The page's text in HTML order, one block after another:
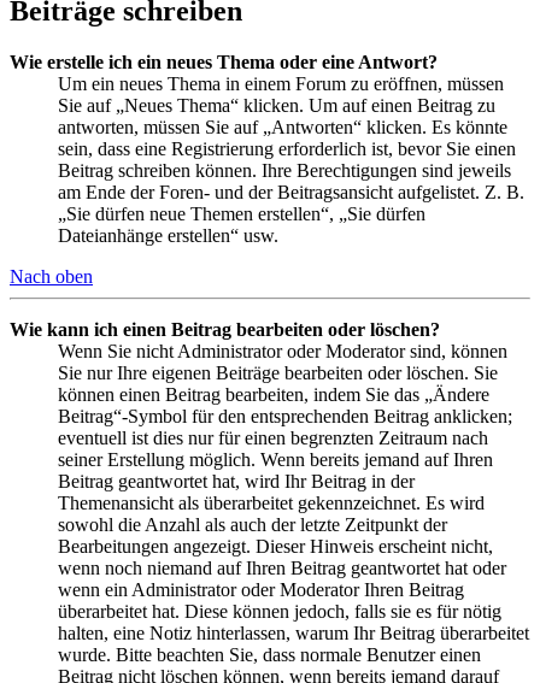
Beiträge schreiben
Wie erstelle ich ein neues Thema oder eine Antwort?
Um ein neues Thema in einem Forum zu eröffnen, müssen
Sie auf „Neues Thema“ klicken. Um auf einen Beitrag zu
antworten, müssen Sie auf „Antworten“ klicken. Es könnte
sein, dass eine Registrierung erforderlich ist, bevor Sie einen
Beitrag schreiben können. Ihre Berechtigungen sind jeweils
am Ende der Foren- und der Beitragsansicht aufgelistet. Z. B.
„Sie dürfen neue Themen erstellen“, „Sie dürfen
Dateianhänge erstellen“ usw.
Nach oben
Wie kann ich einen Beitrag bearbeiten oder löschen?
Wenn Sie nicht Administrator oder Moderator sind, können
Sie nur Ihre eigenen Beiträge bearbeiten oder löschen. Sie
können einen Beitrag bearbeiten, indem Sie das „Ändere
Beitrag“-Symbol für den entsprechenden Beitrag anklicken;
eventuell ist dies nur für einen begrenzten Zeitraum nach
seiner Erstellung möglich. Wenn bereits jemand auf Ihren
Beitrag geantwortet hat, wird Ihr Beitrag in der
Themenansicht als überarbeitet gekennzeichnet. Es wird
sowohl die Anzahl als auch der letzte Zeitpunkt der
Bearbeitungen angezeigt. Dieser Hinweis erscheint nicht,
wenn noch niemand auf Ihren Beitrag geantwortet hat oder
wenn ein Administrator oder Moderator Ihren Beitrag
überarbeitet hat. Diese können jedoch, falls sie es für nötig
halten, eine Notiz hinterlassen, warum Ihr Beitrag überarbeitet
wurde. Bitte beachten Sie, dass normale Benutzer einen
Beitrag nicht löschen können, wenn bereits jemand darauf